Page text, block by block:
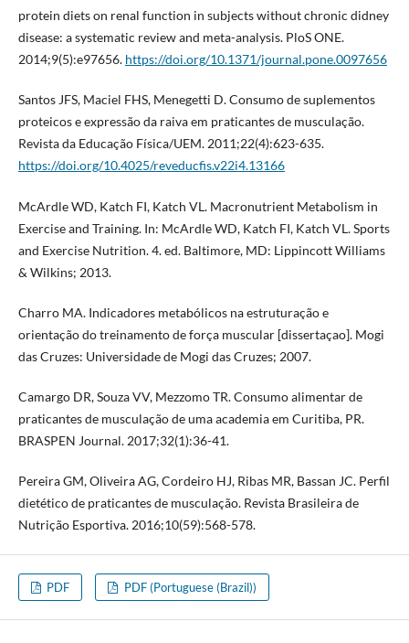
protein diets on renal function in subjects without chronic didney
disease: a systematic review and meta-analysis. PloS ONE.
2014;9(5):e97656. https://doi.org/10.1371/journal.pone.0097656
Santos JFS, Maciel FHS, Menegetti D. Consumo de suplementos
proteicos e expressão da raiva em praticantes de musculação.
Revista da Educação Física/UEM. 2011;22(4):623-635.
https://doi.org/10.4025/reveducfis.v22i4.13166
McArdle WD, Katch FI, Katch VL. Macronutrient Metabolism in
Exercise and Training. In: McArdle WD, Katch FI, Katch VL. Sports
and Exercise Nutrition. 4. ed. Baltimore, MD: Lippincott Williams
& Wilkins; 2013.
Charro MA. Indicadores metabólicos na estruturação e
orientação do treinamento de força muscular [dissertaçao]. Mogi
das Cruzes: Universidade de Mogi das Cruzes; 2007.
Camargo DR, Souza VV, Mezzomo TR. Consumo alimentar de
praticantes de musculação de uma academia em Curitiba, PR.
BRASPEN Journal. 2017;32(1):36-41.
Pereira GM, Oliveira AG, Cordeiro HJ, Ribas MR, Bassan JC. Perfil
dietético de praticantes de musculação. Revista Brasileira de
Nutrição Esportiva. 2016;10(59):568-578.
PDF PDF (Portuguese (Brazil))